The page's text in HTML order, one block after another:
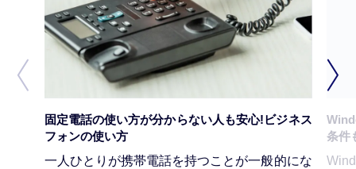
固定電話の使い方が分からない人も安心!ビジネス
フォンの使い方
一人ひとりが携帯電話を持つことが一般的にな
条件